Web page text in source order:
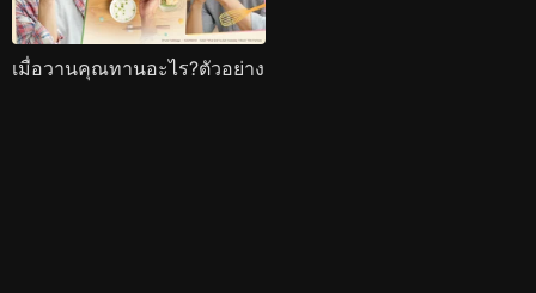
เมื่อวานคุณทานอะไร?ตัวอย่าง